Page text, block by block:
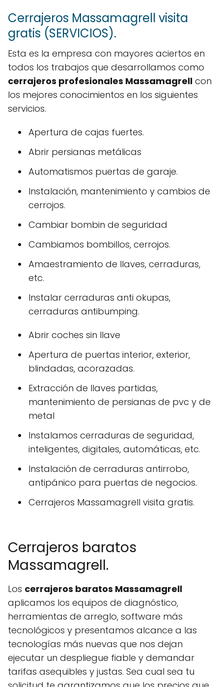
Cerrajeros Massamagrell visita
gratis (SERVICIOS).
Esta es la empresa con mayores aciertos en
todos los trabajos que desarrollamos como
cerrajeros profesionales Massamagrell con
los mejores conocimientos en los siguientes
servicios.
Apertura de cajas fuertes.
Abrir persianas metálicas
Automatismos puertas de garaje.
Instalación, mantenimiento y cambios de
cerrojos.
Cambiar bombin de seguridad
Cambiamos bombillos, cerrojos.
Amaestramiento de llaves, cerraduras,
etc.
Instalar cerraduras anti okupas,
cerraduras antibumping.
Abrir coches sin llave
Apertura de puertas interior, exterior,
blindadas, acorazadas.
Extracción de llaves partidas,
mantenimiento de persianas de pvc y de
metal
Instalamos cerraduras de seguridad,
inteligentes, digitales, automáticas, etc.
Instalación de cerraduras antirrobo,
antipánico para puertas de negocios.
Cerrajeros Massamagrell visita gratis.
Cerrajeros baratos
Massamagrell.
Los cerrajeros baratos Massamagrell
aplicamos los equipos de diagnóstico,
herramientas de arreglo, software más
tecnológicos y presentamos alcance a las
tecnologías más nuevas que nos dejan
ejecutar un despliegue fiable y demandar
tarifas asequibles y justas. Sea cual sea tu